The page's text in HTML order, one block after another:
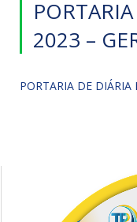
2023 –
PORTARIA DE DIÁRIA